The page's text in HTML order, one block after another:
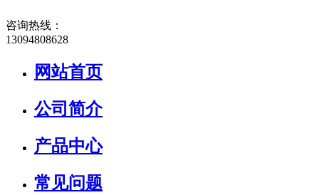
咨询热线：
13094808628
网站首页
公司简介
产品中心
常见问题